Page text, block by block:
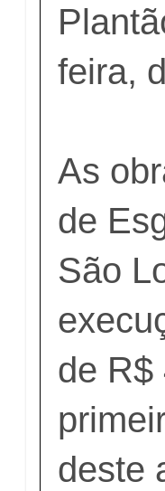
feira,
As
de
São
de R$
deste